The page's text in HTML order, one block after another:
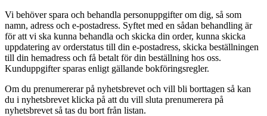
Vi behöver spara och behandla personuppgifter om dig, så som
namn, adress och e-postadress. Syftet med en sådan behandling är
för att vi ska kunna behandla och skicka din order, kunna skicka
uppdatering av orderstatus till din e-postadress, skicka beställningen
till din hemadress och få betalt för din beställning hos oss.
Kunduppgifter sparas enligt gällande bokföringsregler.
Om du prenumererar på nyhetsbrevet och vill bli borttagen så kan
du i nyhetsbrevet klicka på att du vill sluta prenumerera på
nyhetsbrevet så tas du bort från listan.